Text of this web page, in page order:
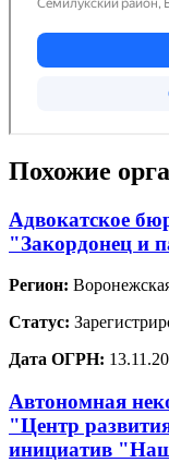
Похожие
Адвокатское
"Закордонец и
Регион:
Статус:
Дата ОГРН:
Автономная
"Центр
инициатив